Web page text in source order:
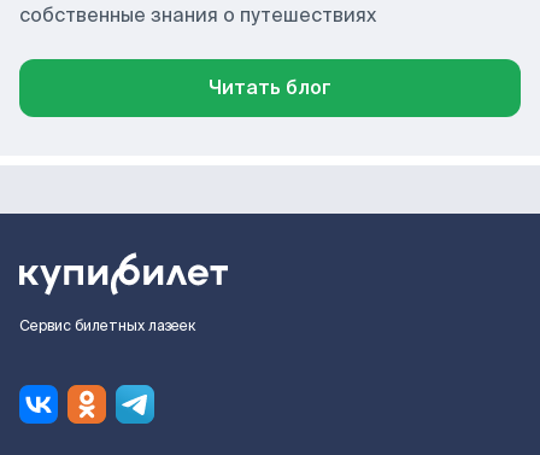
собственные знания о путешествиях
Читать блог
Сервис билетных лазеек